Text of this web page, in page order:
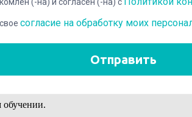
в ФИС ФРДО.
аспектами ДПО.
и документов.
консультацию или задайте вопрос.
обучении.